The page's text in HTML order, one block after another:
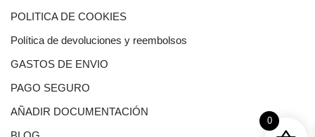
POLITICA DE COOKIES
Política de devoluciones y reembolsos
GASTOS DE ENVIO
PAGO SEGURO
AÑADIR DOCUMENTACIÓN
0